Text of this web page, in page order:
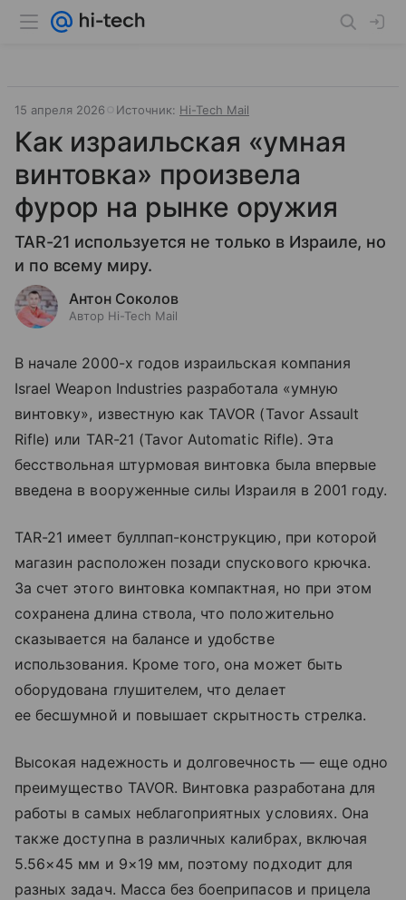
15 апреля 2026 Источник: Hi-Tech Mail
Как израильская «умная
винтовка» произвела
фурор на рынке оружия
TAR-21 используется не только в Израиле, но
и по всему миру.
Антон Соколов
Автор Hi-Tech Mail
В начале 2000-х годов израильская компания
Israel Weapon Industries разработала «умную
винтовку», известную как TAVOR (Tavor Assault
Rifle) или TAR-21 (Tavor Automatic Rifle). Эта
бесствольная штурмовая винтовка была впервые
введена в вооруженные силы Израиля в 2001 году.
TAR-21 имеет буллпап-конструкцию, при которой
магазин расположен позади спускового крючка.
За счет этого винтовка компактная, но при этом
сохранена длина ствола, что положительно
сказывается на балансе и удобстве
использования. Кроме того, она может быть
оборудована глушителем, что делает
ее бесшумной и повышает скрытность стрелка.
Высокая надежность и долговечность — еще одно
преимущество TAVOR. Винтовка разработана для
работы в самых неблагоприятных условиях. Она
также доступна в различных калибрах, включая
5.56×45 мм и 9×19 мм, поэтому подходит для
разных задач. Масса без боеприпасов и прицела